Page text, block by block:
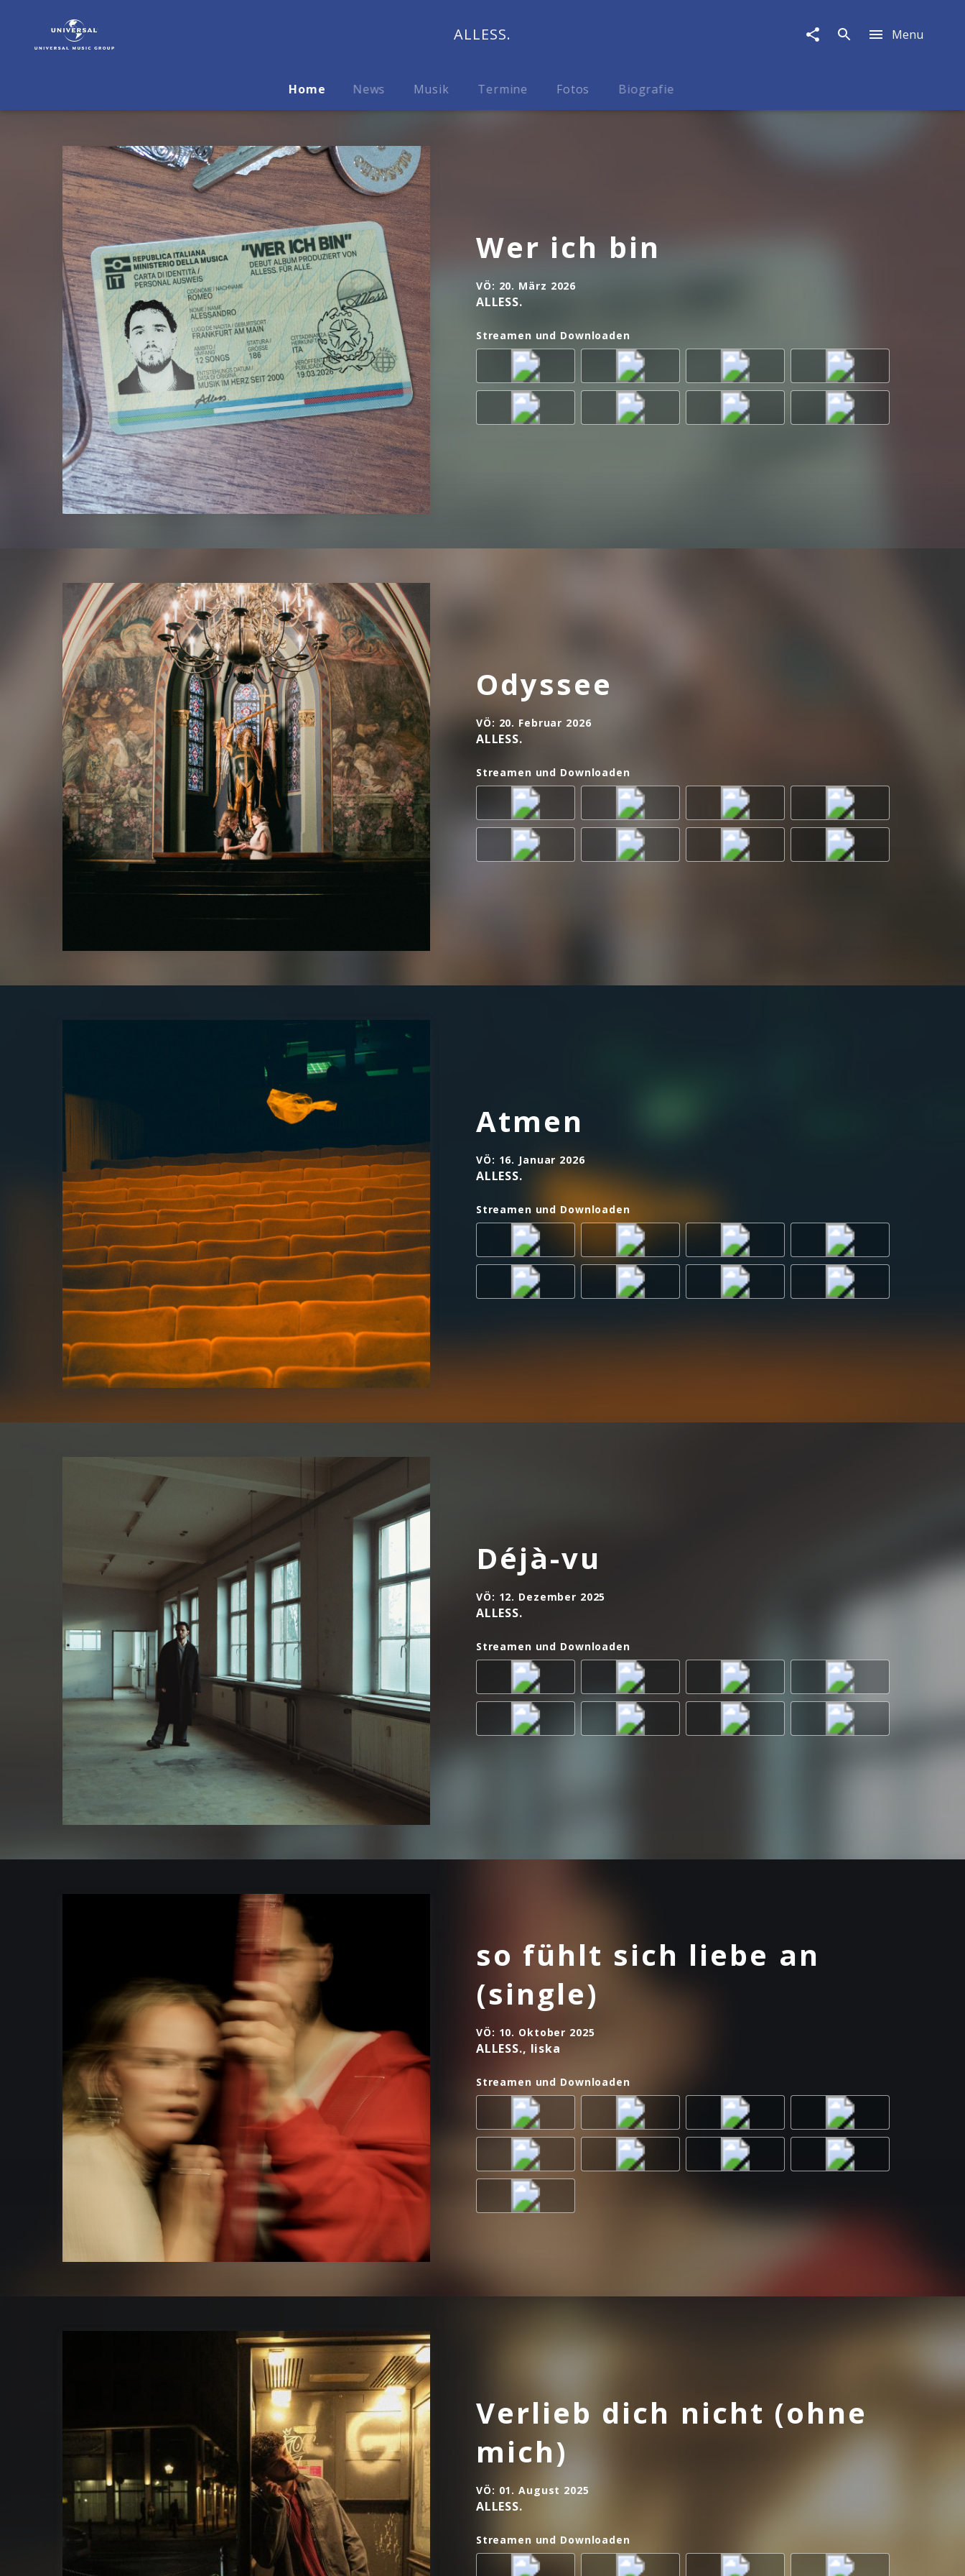
Musik
ALLESS. Menu
Home News Musik Termine Fotos Biografie
Wer ich bin
VÖ: 20. März 2026
ALLESS.
Streamen und Downloaden
Odyssee
VÖ: 20. Februar 2026
ALLESS.
Streamen und Downloaden
Atmen
VÖ: 16. Januar 2026
ALLESS.
Streamen und Downloaden
Déjà-vu
VÖ: 12. Dezember 2025
ALLESS.
Streamen und Downloaden
so fühlt sich liebe an
(single)
VÖ: 10. Oktober 2025
ALLESS., liska
Streamen und Downloaden
Verlieb dich nicht (ohne
mich)
VÖ: 01. August 2025
ALLESS.
Streamen und Downloaden